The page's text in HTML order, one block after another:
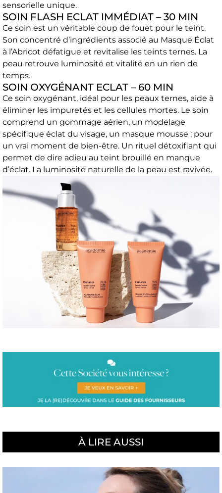
sensorielle unique.
SOIN FLASH ECLAT IMMÉDIAT – 30 MIN
Ce soin est un véritable coup de fouet pour le teint.
Son concentré d’ingrédients associé au Masque Éclat
à l’Abricot défatigue et revitalise les teints ternes. La
peau retrouve luminosité et vitalité en un rien de
temps.
SOIN OXYGÉNANT ECLAT – 60 MIN
Ce soin oxygénant, idéal pour les peaux ternes, aide à
éliminer les impuretés et les cellules mortes. Le soin
comprend un gommage aérien, un modelage
spécifique éclat du visage, un masque mousse ; pour
un vrai moment de bien-être. Un rituel détoxifiant qui
permet de dire adieu au teint brouillé en manque
d’éclat. La luminosité naturelle de la peau est ravivée.
À LIRE AUSSI